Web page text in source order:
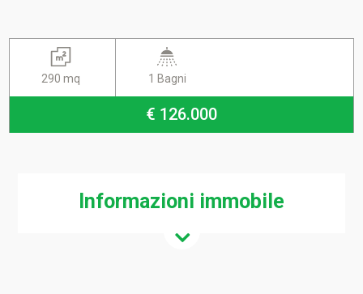
290 mq 1 Bagni
€ 126.000
Informazioni immobile